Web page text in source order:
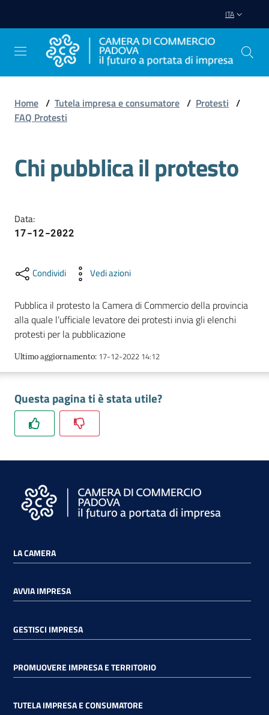
ITA
Avviare
e
Tutelare
Impresa
Impresa
Camera
Prenota
zione
Home / Tutela impresa e consumatore / Protesti /
FAQ Protesti
Salta al contenuto
Chi pubblica il protesto
Data:
17-12-2022
Condividi Vedi azioni
Pubblica il protesto la Camera di Commercio della provincia
alla quale l’ufficiale levatore dei protesti invia gli elenchi
protesti per la pubblicazione
Ultimo aggiornamento: 17-12-2022 14:12
Questa pagina ti è stata utile?
LA CAMERA
AVVIA IMPRESA
GESTISCI IMPRESA
PROMUOVERE IMPRESA E TERRITORIO
TUTELA IMPRESA E CONSUMATORE